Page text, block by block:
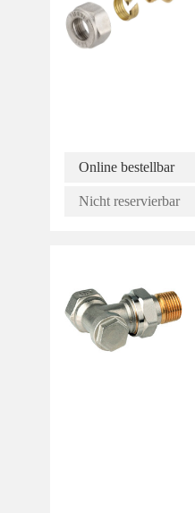
Online bestellbar
Nicht reservierbar